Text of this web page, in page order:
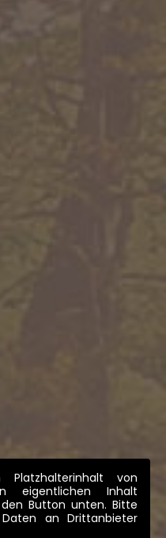
von
Inhalt
Button unten. Bitte
an Drittanbieter